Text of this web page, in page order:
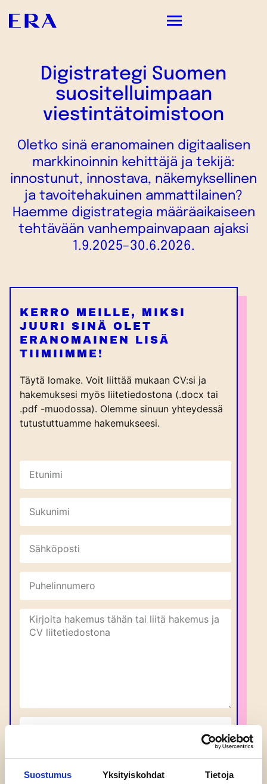
Suostumus Yksityiskohdat Tietoja
PALVELUMME
TYÖMME
ERASTA KUULUU
YHTEYSTIEDOT
Digistrategi Suomen
suositelluimpaan
viestintätoimistoon
Oletko sinä eranomainen digitaalisen
markkinoinnin kehittäjä ja tekijä:
innostunut, innostava, näkemyksellinen
ja tavoitehakuinen ammattilainen?
Haemme digistrategia määräaikaiseen
tehtävään vanhempainvapaan ajaksi
1.9.2025–30.6.2026.
KERRO MEILLE, MIKSI
JUURI SINÄ OLET
ERANOMAINEN LISÄ
TIIMIIMME!
Täytä lomake. Voit liittää mukaan CV:si ja
hakemuksesi myös liitetiedostona (.docx tai
.pdf -muodossa). Olemme sinuun yhteydessä
tutustuttuamme hakemukseesi.